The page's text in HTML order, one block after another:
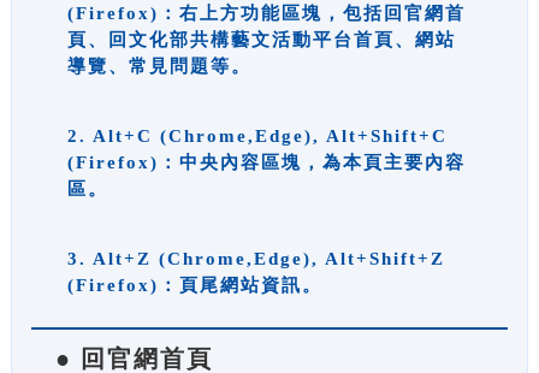
(Firefox)：右上方功能區塊，包括回官網首
頁、回文化部共構藝文活動平台首頁、網站
導覽、常見問題等。
2. Alt+C (Chrome,Edge), Alt+Shift+C
(Firefox)：中央內容區塊，為本頁主要內容
區。
3. Alt+Z (Chrome,Edge), Alt+Shift+Z
(Firefox)：頁尾網站資訊。
● 回官網首頁